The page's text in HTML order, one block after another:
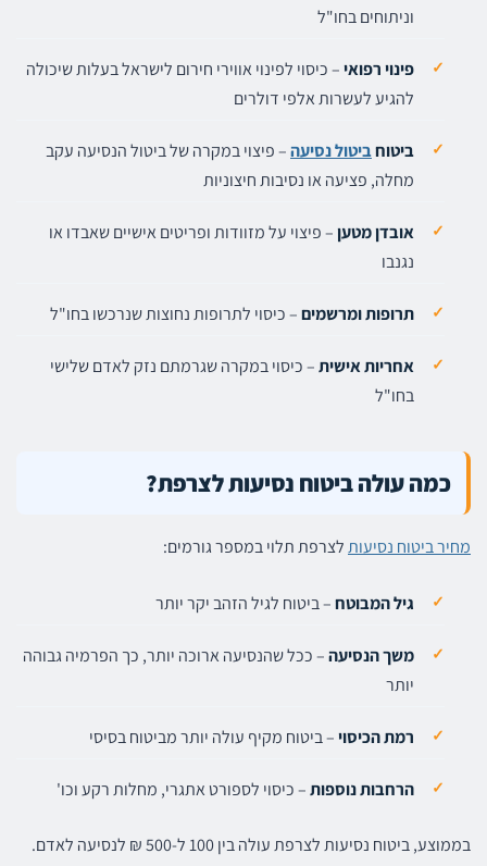
וניתוחים בחו"ל
פינוי רפואי– כיסוי לפינוי אווירי חירום לישראל בעלות שיכולה
להגיע לעשרות אלפי דולרים
ביטוחביטול נסיעה– פיצוי במקרה של ביטול הנסיעה עקב
מחלה, פציעה או נסיבות חיצוניות
אובדן מטען– פיצוי על מזוודות ופריטים אישיים שאבדו או
נגנבו
תרופות ומרשמים– כיסוי לתרופות נחוצות שנרכשו בחו"ל
אחריות אישית– כיסוי במקרה שגרמתם נזק לאדם שלישי
בחו"ל
כמה עולה ביטוח נסיעות לצרפת?
מחיר ביטוח נסיעותלצרפת תלוי במספר גורמים:
גיל המבוטח– ביטוח לגיל הזהב יקר יותר
משך הנסיעה– ככל שהנסיעה ארוכה יותר, כך הפרמיה גבוהה
יותר
רמת הכיסוי– ביטוח מקיף עולה יותר מביטוח בסיסי
הרחבות נוספות– כיסוי לספורט אתגרי, מחלות רקע וכו'
בממוצע, ביטוח נסיעות לצרפת עולה בין 100 ל-500 ₪ לנסיעה לאדם.